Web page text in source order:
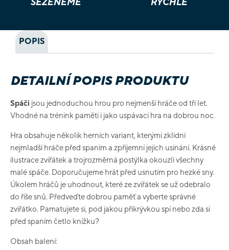
POPIS
DETAILNÍ POPIS PRODUKTU
Spáči jsou jednoduchou hrou pro nejmenší hráče od tří let.
Vhodné na trénink paměti i jako uspávací hra na dobrou noc.
Hra obsahuje několik herních variant, kterými zklidní
nejmladší hráče před spaním a zpříjemní jejich usínání. Krásné
ilustrace zvířátek a trojrozměrná postýlka okouzlí všechny
malé spáče. Doporučujeme hrát před usnutím pro hezké sny.
Úkolem hráčů je uhodnout, které ze zvířátek se už odebralo
do říše snů. Předveďte dobrou paměť a vyberte správné
zvířátko. Pamatujete si, pod jakou přikrývkou spí nebo zda si
před spaním četlo knížku?
Obsah balení: